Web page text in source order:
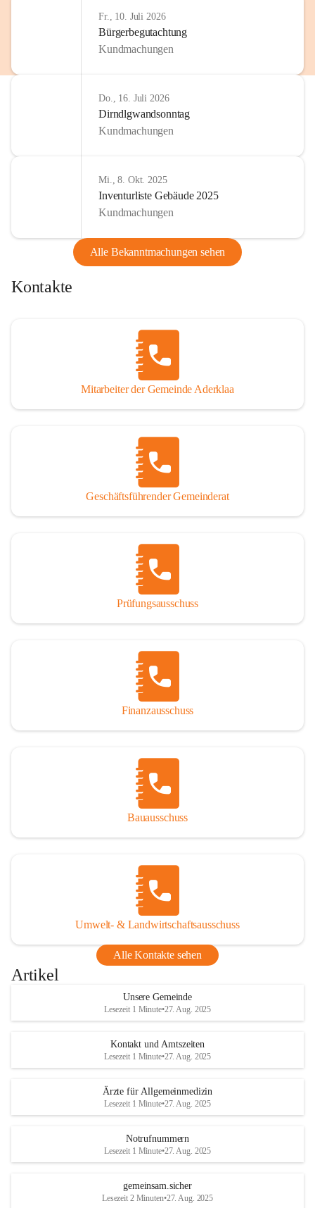
Fr., 10. Juli 2026
Bürgerbegutachtung
Kundmachungen
Do., 16. Juli 2026
Dirndlgwandsonntag
Kundmachungen
Mi., 8. Okt. 2025
Inventurliste Gebäude 2025
Kundmachungen
Alle Bekanntmachungen sehen
Kontakte
Mitarbeiter der Gemeinde Aderklaa
Geschäftsführender Gemeinderat
Prüfungsausschuss
Finanzausschuss
Bauausschuss
Umwelt- & Landwirtschaftsausschuss
Alle Kontakte sehen
Artikel
Unsere Gemeinde
Lesezeit 1 Minute•27. Aug. 2025
Kontakt und Amtszeiten
Lesezeit 1 Minute•27. Aug. 2025
Ärzte für Allgemeinmedizin
Lesezeit 1 Minute•27. Aug. 2025
Notrufnummern
Lesezeit 1 Minute•27. Aug. 2025
gemeinsam.sicher
Lesezeit 2 Minuten•27. Aug. 2025